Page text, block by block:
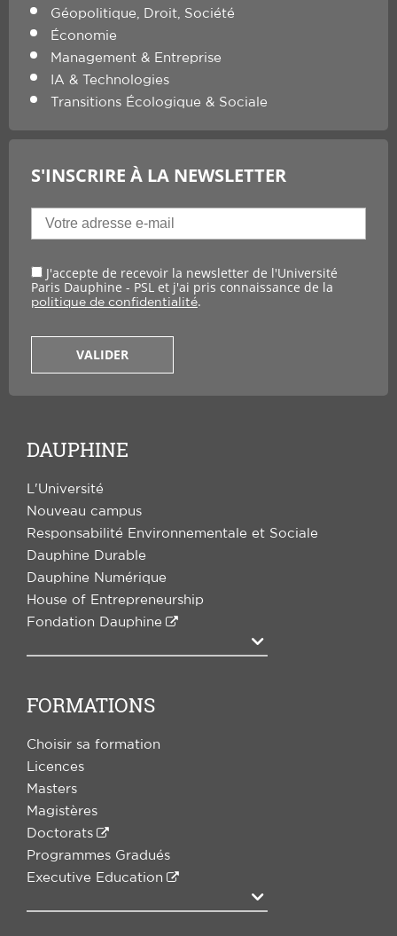
Géopolitique, Droit, Société
Économie
Management & Entreprise
IA & Technologies
Transitions Écologique & Sociale
S'INSCRIRE À LA NEWSLETTER
J'accepte de recevoir la newsletter de l'Université
Paris Dauphine - PSL et j'ai pris connaissance de la
politique de confidentialité.
VALIDER
DAUPHINE
L'Université
Nouveau campus
Responsabilité Environnementale et Sociale
Dauphine Durable
Dauphine Numérique
House of Entrepreneurship
Fondation Dauphine
Agrandir
FORMATIONS
Choisir sa formation
Licences
Masters
Magistères
Doctorats
Programmes Gradués
Executive Education
Agrandir